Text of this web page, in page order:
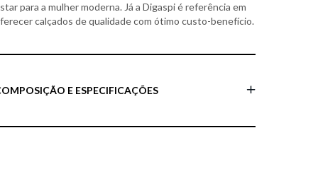
para a mulher moderna. Já a Digaspi é referência em
calçados de qualidade com ótimo custo-benefício.
E ESPECIFICAÇÕES